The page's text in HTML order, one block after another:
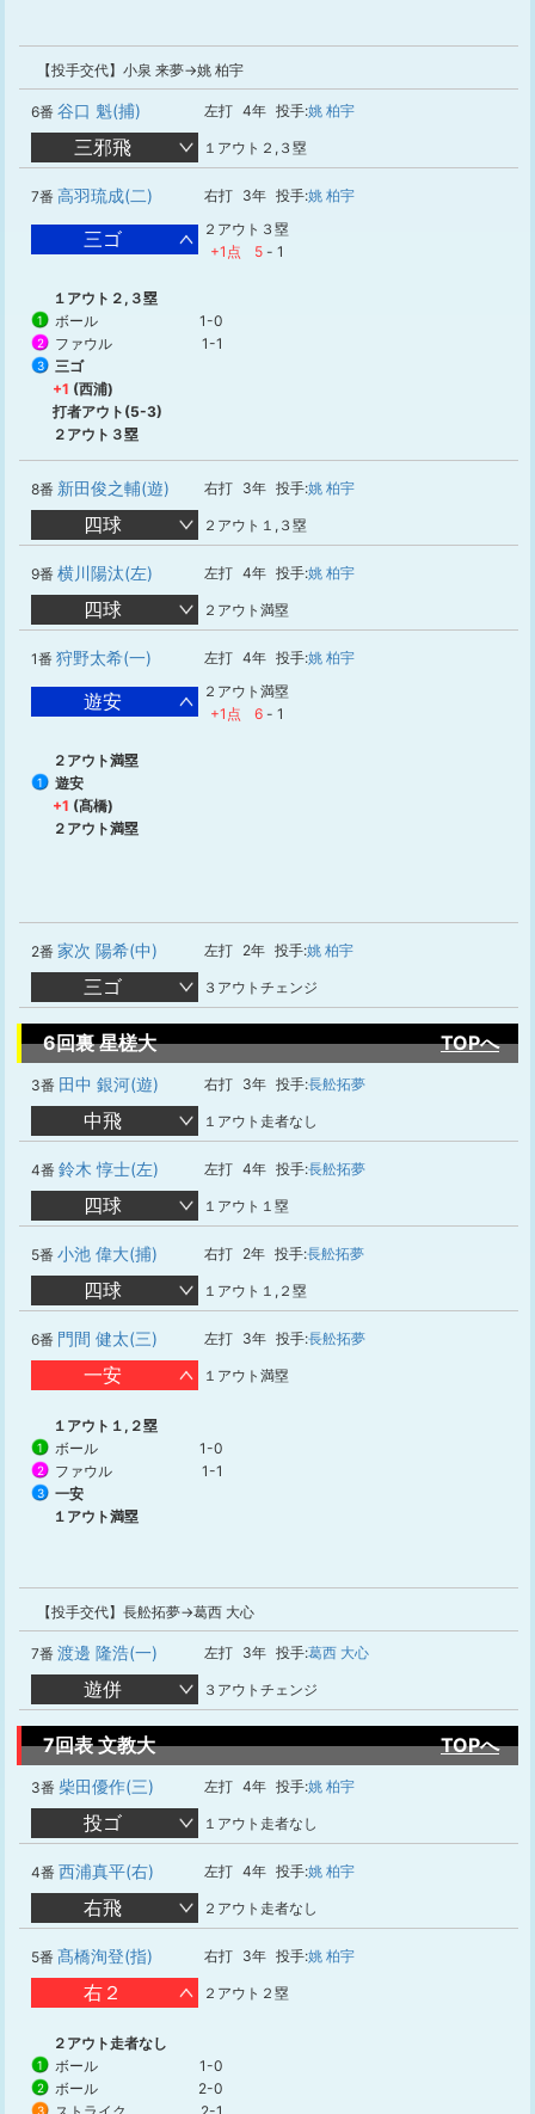
【投手交代】小泉 来夢→姚 柏宇
6番 谷口 魁(捕) 左打 4年 投手:姚 柏宇
三邪飛 １アウト２,３塁
7番 高羽琉成(二) 右打 3年 投手:姚 柏宇
三ゴ
２アウト３塁
+1点
5 - 1
１アウト２,３塁
1 ボール 1-0
2 ファウル 1-1
3
三ゴ
+1 (西浦)
打者アウト(5-3)
２アウト３塁
8番 新田俊之輔(遊) 右打 3年 投手:姚 柏宇
四球 ２アウト１,３塁
9番 横川陽汰(左) 左打 4年 投手:姚 柏宇
四球 ２アウト満塁
1番 狩野太希(一) 左打 4年 投手:姚 柏宇
遊安
２アウト満塁
+1点
6 - 1
２アウト満塁
1
遊安
+1 (髙橋)
２アウト満塁
2番 家次 陽希(中) 左打 2年 投手:姚 柏宇
三ゴ ３アウトチェンジ
6回裏 星槎大 TOPへ
3番 田中 銀河(遊) 右打 3年 投手:長舩拓夢
中飛 １アウト走者なし
4番 鈴木 惇士(左) 左打 4年 投手:長舩拓夢
四球 １アウト１塁
5番 小池 偉大(捕) 右打 2年 投手:長舩拓夢
四球 １アウト１,２塁
6番 門間 健太(三) 左打 3年 投手:長舩拓夢
一安 １アウト満塁
１アウト１,２塁
1 ボール 1-0
2 ファウル 1-1
3
一安
１アウト満塁
【投手交代】長舩拓夢→葛西 大心
7番 渡邊 隆浩(一) 左打 3年 投手:葛西 大心
遊併 ３アウトチェンジ
7回表 文教大 TOPへ
3番 柴田優作(三) 左打 4年 投手:姚 柏宇
投ゴ １アウト走者なし
4番 西浦真平(右) 左打 4年 投手:姚 柏宇
右飛 ２アウト走者なし
5番 髙橋洵登(指) 右打 3年 投手:姚 柏宇
右２ ２アウト２塁
２アウト走者なし
1 ボール 1-0
2 ボール 2-0
3